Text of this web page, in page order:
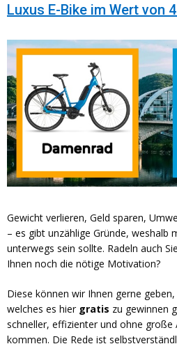
Luxus E-Bike im Wert von
Gewicht verlieren, Geld sparen,
– es gibt unzählige Gründe, weshalb
unterwegs sein sollte. Radeln auch
Ihnen noch die nötige Motivation?
Diese können wir Ihnen gerne
welches es hier gratis zu gewinnen
schneller, effizienter und ohne große
kommen. Die Rede ist